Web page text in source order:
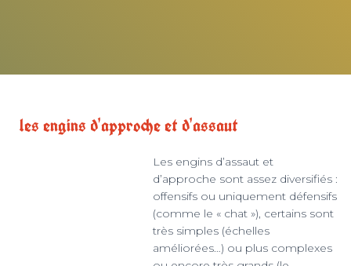
les engins d'approche et d'assaut
Les engins d’assaut et
d’approche sont assez diversifiés :
offensifs ou uniquement défensifs
(comme le « chat »), certains sont
très simples (échelles
améliorées…) ou plus complexes